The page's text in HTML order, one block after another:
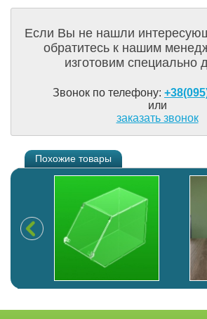
Если Вы не нашли
обратитесь к нашим
изготовим специально
Звонок по телефону:
или
заказать звонок
Похожие товары